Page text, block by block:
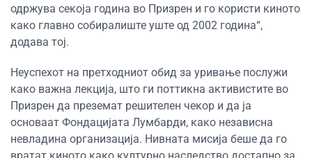
одржува секоја година во Призрен и го користи киното
како главно собиралиште уште од 2002 година“,
додава тој.
Неуспехот на претходниот обид за уривање послужи
како важна лекција, што ги поттикна активистите во
Призрен да преземат решителен чекор и да ја
основаат Фондацијата Лумбарди, како независна
невладина организација. Нивната мисија беше да го
вратат киното како културно наследство достапно за